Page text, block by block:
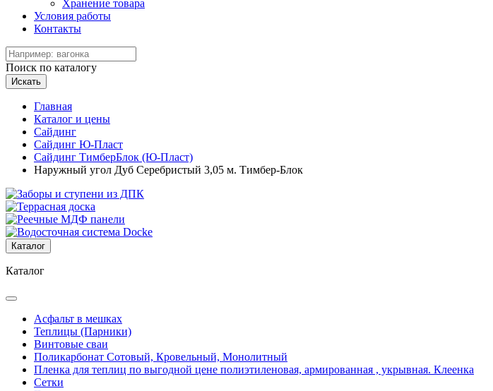
Хранение товара
Условия работы
Контакты
Поиск по каталогу
Искать
Главная
Каталог и цены
Сайдинг
Сайдинг Ю-Пласт
Сайдинг ТимберБлок (Ю-Пласт)
Наружный угол Дуб Серебристый 3,05 м. Тимбер-Блок
Каталог
Каталог
Асфальт в мешках
Теплицы (Парники)
Винтовые сваи
Поликарбонат Сотовый, Кровельный, Монолитный
Пленка для теплиц по выгодной цене полиэтиленовая, армированная , укрывная. Клеенка
Сетки